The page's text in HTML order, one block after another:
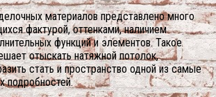
материалов представлено много
фактурой, оттенками, наличием
функций и элементов. Такое
отыскать натяжной потолок,
стать и пространство одной из самые
подробностей.